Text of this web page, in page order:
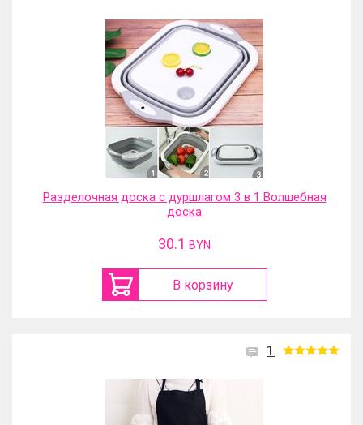
Разделочная доска с дуршлагом 3 в 1 Волшебная
доска
30.1 BYN
В корзину
1